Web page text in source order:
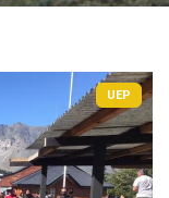
UEP